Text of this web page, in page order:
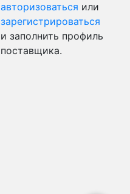
авторизоваться или
зарегистрироваться
и заполнить профиль
поставщика.